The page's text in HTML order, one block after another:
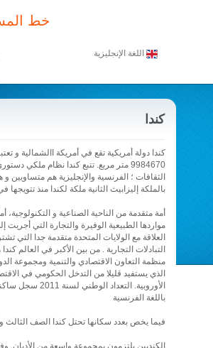
خط
اللغة الإنجليزية
كندا
كندا دولة أمريكية تقع في أمريكة االشمالية و
9984670 متر مربع. تتبع كندا نظام ملكي
الثقافات ؛ الفرنسية والإنجليزية هم
بالملكة إليزابيث الثانية ملكة لكندا منذ تتويجها في 6 فبراير
أمة متقدمة من الناحية الصناعية و
مواردها الطبيعية الوفيرة والتجارة التي أجريت
العلاقة مع الولايات المتحدة متقدمة جدا
التبادلات التجارية . من بين الأكبر في
منظمة التعاون الاقتصادي والتنمية ومجموعة
الذي يستفيد قليلا من التدخل الحكومي في
باللغة الفرنسية
فيما يخص بعدد سكانها تحتل كندا الصف الثالث و